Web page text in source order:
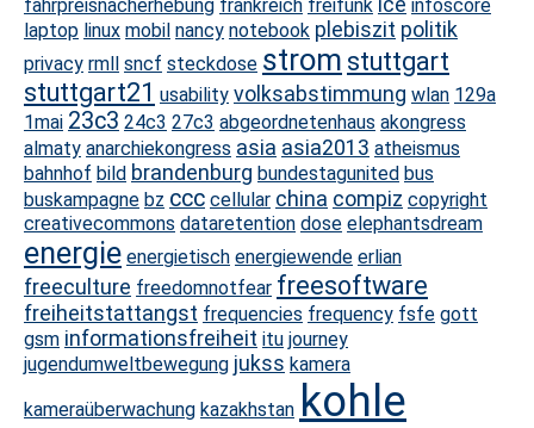
fahrpreisnacherhebung frankreich freifunk
infoscore
laptop linux mobil nancy notebook plebiszit politik
privacy rmll sncf steckdose strom stuttgart
stuttgart21 usability volksabstimmung wlan 129a
1mai 23c3 24c3 27c3 abgeordnetenhaus akongress
almaty anarchiekongress asia asia2013 atheismus
bahnhof bild brandenburg bundestagunited bus
buskampagne bz ccc cellular china compiz copyright
creativecommons dataretention dose elephantsdream
energie energietisch energiewende erlian
freeculture freedomnotfear freesoftware
freiheitstattangst frequencies frequency fsfe gott
gsm informationsfreiheit itu journey
jugendumweltbewegung jukss kamera
kameraüberwachung kazakhstan kohle